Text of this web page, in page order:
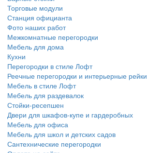
Торговые модули
Станция официанта
Фото наших работ
Межкомнатные перегородки
Мебель для дома
Кухни
Перегородки в стиле Лофт
Реечные перегородки и интерьерные рейки
Мебель в стиле Лофт
Мебель для раздевалок
Стойки-ресепшен
Двери для шкафов-купе и гардеробных
Мебель для офиса
Мебель для школ и детских садов
Сантехнические перегородки